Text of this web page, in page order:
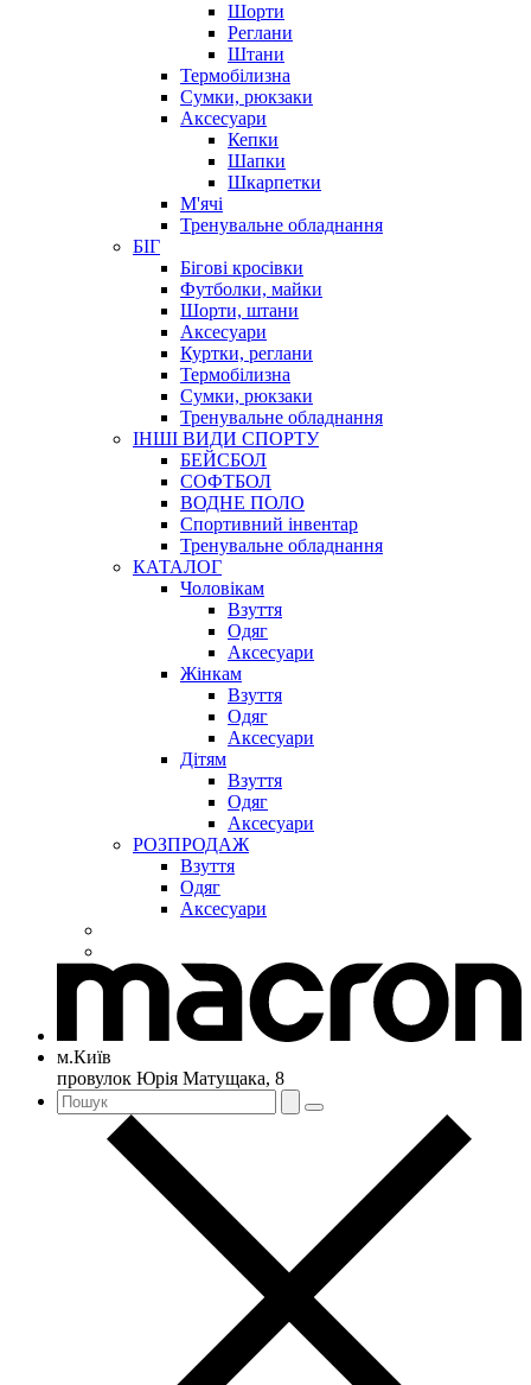
Шорти
Реглани
Штани
Термобілизна
Сумки, рюкзаки
Аксесуари
Кепки
Шапки
Шкарпетки
М'ячі
Тренувальне обладнання
БІГ
Бігові кросівки
Футболки, майки
Шорти, штани
Аксесуари
Куртки, реглани
Термобілизна
Сумки, рюкзаки
Тренувальне обладнання
ІНШІ ВИДИ СПОРТУ
БЕЙСБОЛ
СОФТБОЛ
ВОДНЕ ПОЛО
Спортивний інвентар
Тренувальне обладнання
КАТАЛОГ
Чоловікам
Взуття
Одяг
Аксесуари
Жінкам
Взуття
Одяг
Аксесуари
Дітям
Взуття
Одяг
Аксесуари
РОЗПРОДАЖ
Взуття
Одяг
Аксесуари
м.Київ
провулок Юрія Матущака, 8